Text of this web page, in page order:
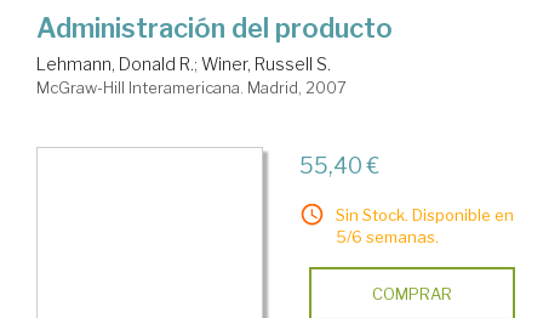
Administración del producto
Lehmann, Donald R.; Winer, Russell S.
McGraw-Hill Interamericana. Madrid, 2007
55,40 €
Sin Stock. Disponible en
5/6 semanas.
COMPRAR